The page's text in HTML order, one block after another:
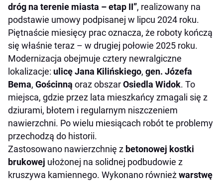
dróg na terenie miasta – etap II”, realizowany na
podstawie umowy podpisanej w lipcu 2024 roku.
Piętnaście miesięcy prac oznacza, że roboty kończą
się właśnie teraz – w drugiej połowie 2025 roku.
Modernizacja obejmuje cztery newralgiczne
lokalizacje: ulicę Jana Kilińskiego, gen. Józefa
Bema, Gościnną oraz obszarOsiedla Widok. To
miejsca, gdzie przez lata mieszkańcy zmagali się z
dziurami, błotem i regularnym niszczeniem
nawierzchni. Po wielu miesiącach robót te problemy
przechodzą do historii.
Zastosowano nawierzchnię z betonowej kostki
brukowej ułożonej na solidnej podbudowie z
kruszywa kamiennego. Wykonano równieżwarstwę